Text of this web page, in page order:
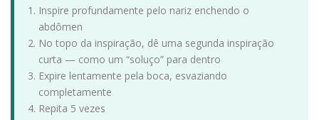
Inspire profundamente pelo nariz enchendo o
abdômen
No topo da inspiração, dê uma segunda inspiração
curta — como um “soluço” para dentro
Expire lentamente pela boca, esvaziando
completamente
Repita 5 vezes